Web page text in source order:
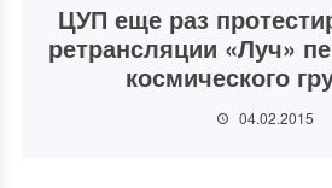
ЦУП еще раз
ретрансляции «Луч»
космического
04.02.2015